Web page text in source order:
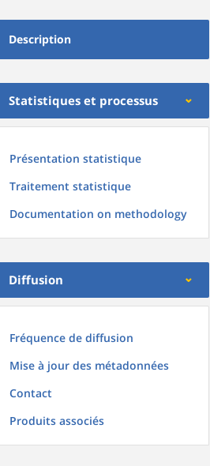
Description
Statistiques et processus
Présentation statistique
Traitement statistique
Documentation on methodology
Diffusion
Fréquence de diffusion
Mise à jour des métadonnées
Contact
Produits associés